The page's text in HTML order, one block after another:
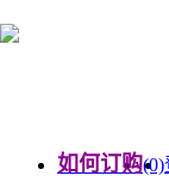
如何订购(0)